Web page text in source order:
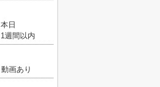
本日
1週間以内
動画あり